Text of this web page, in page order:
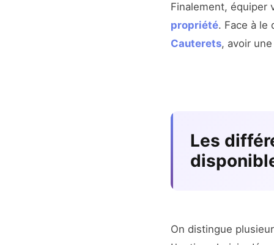
Finalement,
propriété. Face à le
Cauterets, avoir
Les
On distingue